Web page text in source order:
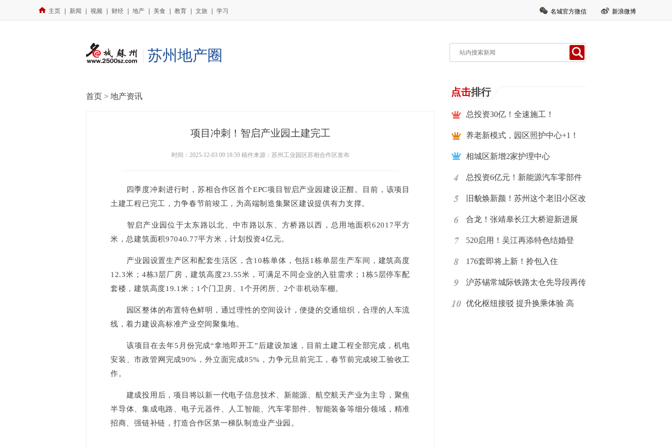
主页 新闻 视频 财经 地产 美食 教育 文旅 学习 名城官方微信 新浪微博
苏州地产圈
首页 > 地产资讯
项目冲刺！智启产业园土建完工
时间：2025-12-03 09:18:59 稿件来源：苏州工业园区苏相合作区发布
四季度冲刺进行时，苏相合作区首个EPC项目智启产业园建设正酣。目前，该项目
土建工程已完工，力争春节前竣工，为高端制造集聚区建设提供有力支撑。
智启产业园位于太东路以北、中市路以东、方桥路以西，总用地面积62017平方
米，总建筑面积97040.77平方米，计划投资4亿元。
产业园设置生产区和配套生活区，含10栋单体，包括1栋单层生产车间，建筑高度
12.3米；4栋3层厂房，建筑高度23.55米，可满足不同企业的入驻需求；1栋5层停车配
套楼，建筑高度19.1米；1个门卫房、1个开闭所、2个非机动车棚。
园区整体的布置特色鲜明，通过理性的空间设计，便捷的交通组织，合理的人车流
线，着力建设高标准产业空间聚集地。
该项目在去年5月份完成“拿地即开工”后建设加速，目前土建工程全部完成，机电
安装、市政管网完成90%，外立面完成85%，力争元旦前完工，春节前完成竣工验收工
作。
建成投用后，项目将以新一代电子信息技术、新能源、航空航天产业为主导，聚焦
半导体、集成电路、电子元器件、人工智能、汽车零部件、智能装备等细分领域，精准
招商、强链补链，打造合作区第一梯队制造业产业园。
点击排行
总投资30亿！全速施工！
养老新模式，园区照护中心+1！
相城区新增2家护理中心
总投资6亿元！新能源汽车零部件
旧貌焕新颜！苏州这个老旧小区改
合龙！张靖皋长江大桥迎新进展
520启用！吴江再添特色结婚登
176套即将上新！拎包入住
沪苏锡常城际铁路太仓先导段再传
优化枢纽接驳 提升换乘体验 高